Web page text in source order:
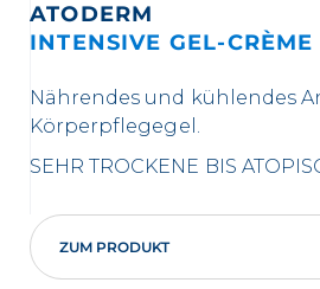
ATODERM
INTENSIVE GEL-CRÈME
Nährendes und kühlendes
Körperpflegegel.
SEHR TROCKENE BIS
ZUM PRODUKT